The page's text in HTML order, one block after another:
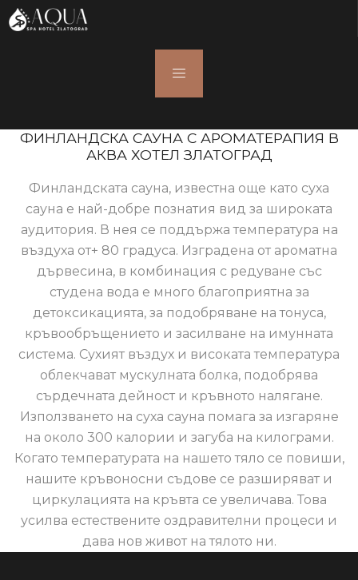
ФИНЛАНДСКА САУНА С АРОМАТЕРАПИЯ В
АКВА ХОТЕЛ ЗЛАТОГРАД
Финландската сауна, известна още като суха
сауна е най-добре познатия вид за широката
аудитория. В нея се поддържа температура на
въздуха от+ 80 градуса. Изградена от ароматна
дървесина, в комбинация с редуване със
студена вода е много благоприятна за
детоксикацията, за подобряване на тонуса,
кръвообръщението и засилване на имунната
система. Сухият въздух и високата температура
облекчават мускулната болка, подобрява
сърдечната дейност и кръвното налягане.
Използването на суха сауна помага за изгаряне
на около 300 калории и загуба на килограми.
Когато температурата на нашето тяло се повиши,
нашите кръвоносни съдове се разширяват и
циркулацията на кръвта се увеличава. Това
усилва естествените оздравителни процеси и
дава нов живот на тялото ни.